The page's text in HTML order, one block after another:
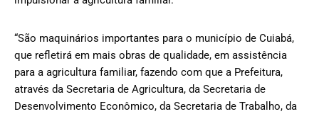
“São maquinários importantes para o município de Cuiabá,
que refletirá em mais obras de qualidade, em assistência
para a agricultura familiar, fazendo com que a Prefeitura,
através da Secretaria de Agricultura, da Secretaria de
Desenvolvimento Econômico, da Secretaria de Trabalho, da